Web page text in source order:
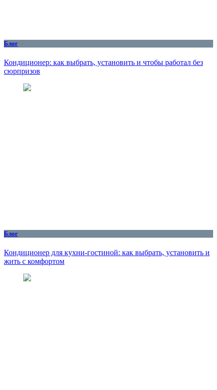
Блог
Кондиционер: как выбрать, установить и чтобы работал без
сюрпризов
Блог
Кондиционер для кухни‑гостиной: как выбрать, установить и
жить с комфортом